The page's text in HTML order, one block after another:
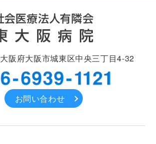
大阪府大阪市城東区中央三丁目4-32
お問い合わせ